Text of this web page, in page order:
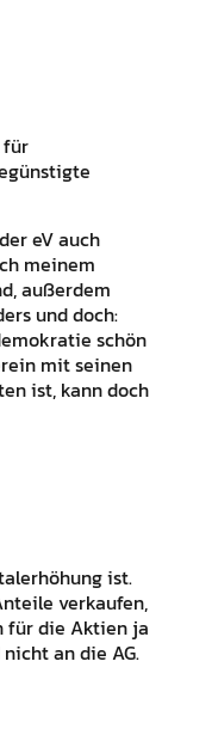
für
eV auch
meinem
außerdem
und doch:
schön
mit seinen
ist, kann doch
ist.
verkaufen,
für die Aktien ja
an die AG.